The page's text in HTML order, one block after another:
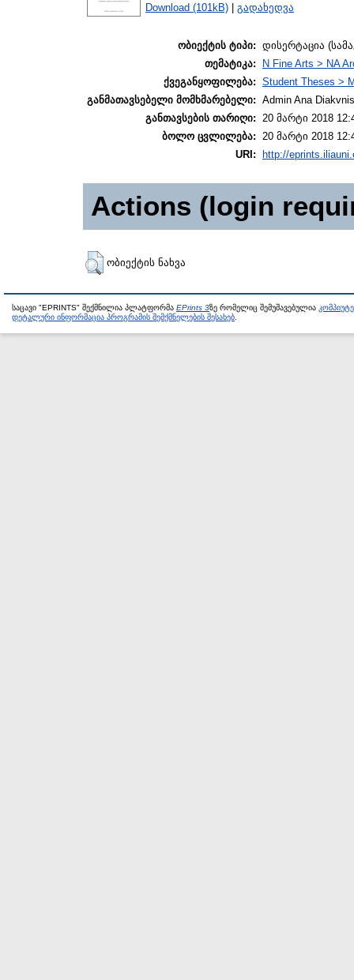
Download (101kB) | გადახედვა
ობიექტის ტიპი: დისერტაცია
თემატიკა:
N Fine Arts > NA
ქვეგანყოფილება: Student Theses >
განმათავსებელი მომხმარებელი: Admin Ana
განთავსების თარიღი: 20 მარტი 2018
ბოლო ცვლილება: 20 მარტი 2018
URI:
http://
Actions (login
ობიექტის ნახვა
საცავი "EPRINTS" შექმნილია პლატფორმა EPrints 3ზე რომელიც შემუშავებულია
დეტალური ინფორმაცია პროგრამის შემქმნელების შესახებ.